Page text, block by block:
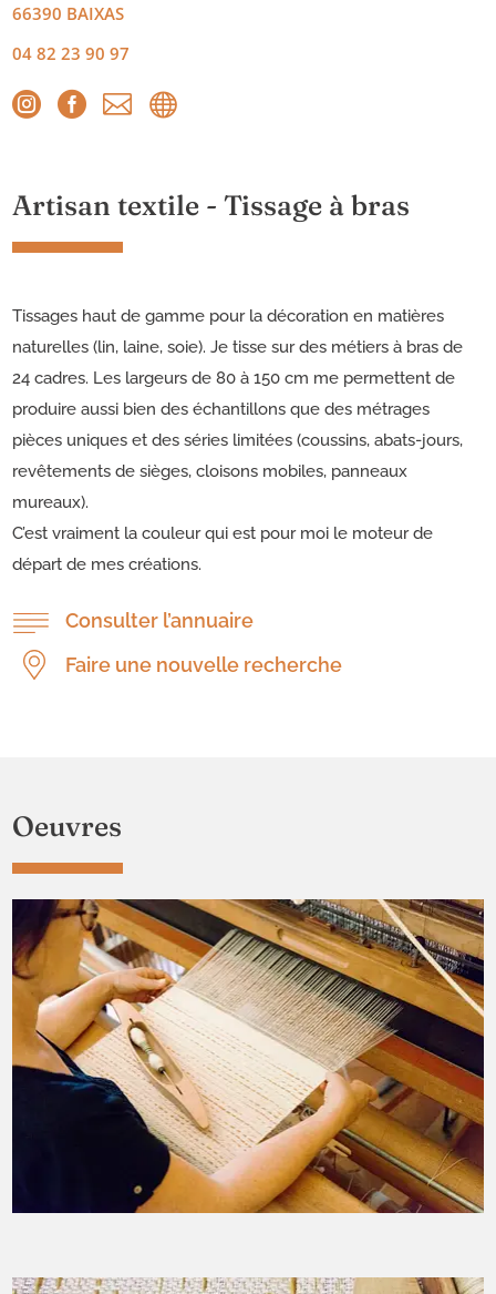
66390 BAIXAS
04 82 23 90 97
   
Artisan textile - Tissage à bras
Tissages haut de gamme pour la décoration en matières
naturelles (lin, laine, soie). Je tisse sur des métiers à bras de
24 cadres. Les largeurs de 80 à 150 cm me permettent de
produire aussi bien des échantillons que des métrages
pièces uniques et des séries limitées (coussins, abats-jours,
revêtements de sièges, cloisons mobiles, panneaux
mureaux).
C’est vraiment la couleur qui est pour moi le moteur de
départ de mes créations.
Consulter l’annuaire
Faire une nouvelle recherche
Oeuvres